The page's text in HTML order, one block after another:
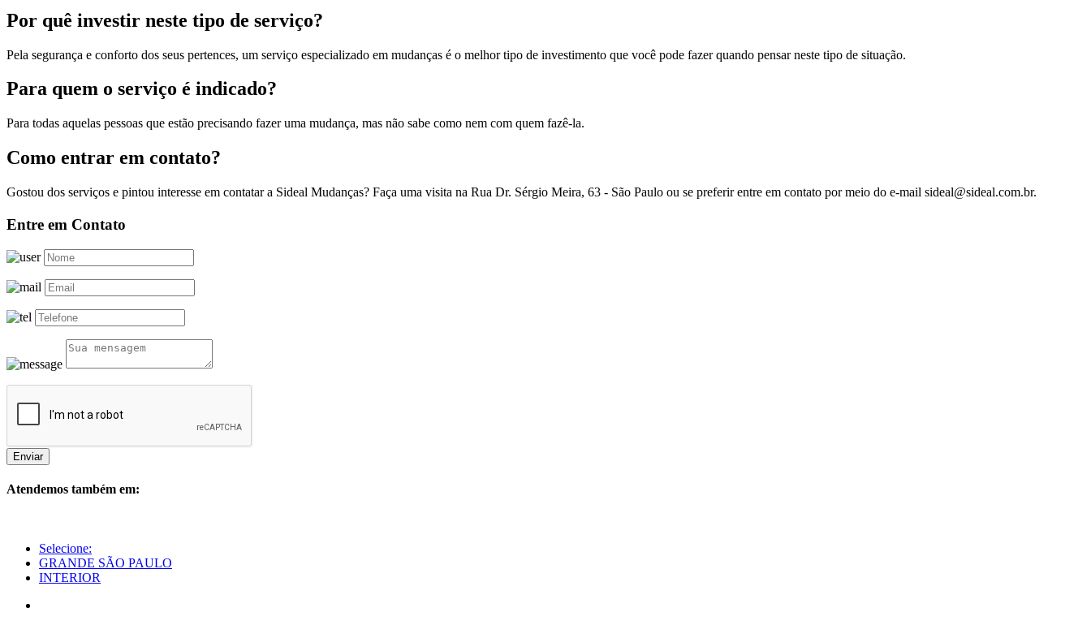
Por quê investir neste tipo de serviço?
Pela segurança e conforto dos seus pertences, um serviço especializado em mudanças é o melhor tipo de investimento que você pode fazer quando pensar neste tipo de situação.
Para quem o serviço é indicado?
Para todas aquelas pessoas que estão precisando fazer uma mudança, mas não sabe como nem com quem fazê-la.
Como entrar em contato?
Gostou dos serviços e pintou interesse em contatar a Sideal Mudanças? Faça uma visita na Rua Dr. Sérgio Meira, 63 - São Paulo ou se preferir entre em contato por meio do e-mail sideal@sideal.com.br.
Entre em Contato
Enviar
Atendemos também em:
Selecione:
GRANDE SÃO PAULO
INTERIOR